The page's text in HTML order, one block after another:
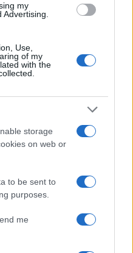
my
Use,
of my
with the
storage
on web or
to be sent to
purposes.
me
questo
davvero la
abitudini
aiutare a
le università
ad